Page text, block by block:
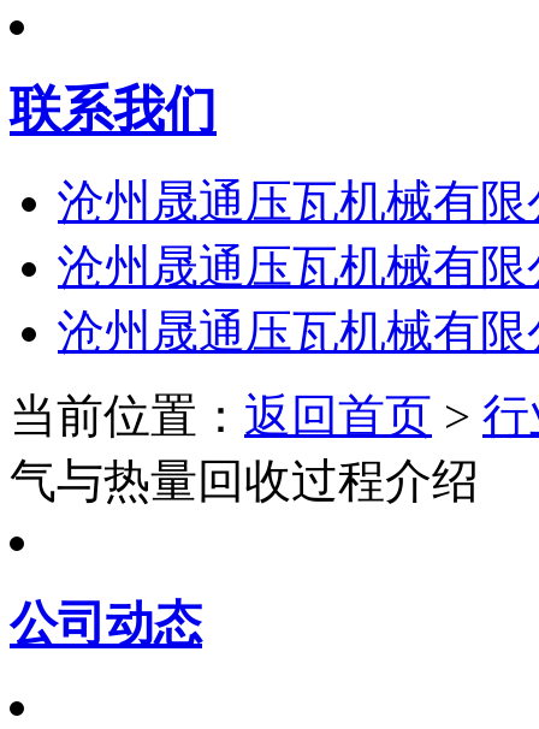
联系我们
沧州晟通压瓦机械有限
沧州晟通压瓦机械有限
沧州晟通压瓦机械有限
当前位置： 返回首页 >
气与热量回收过程介绍
公司动态